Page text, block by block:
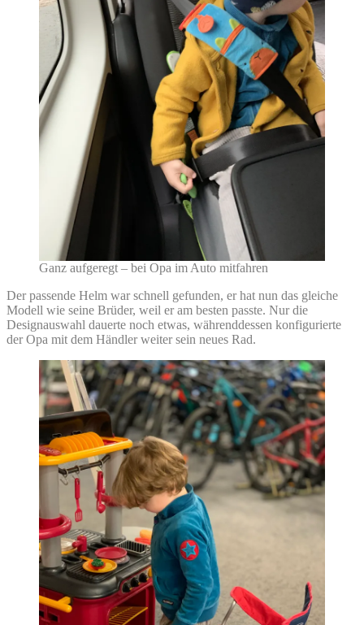
Ganz aufgeregt – bei Opa im Auto mitfahren
Der passende Helm war schnell gefunden, er hat nun das gleiche
Modell wie seine Brüder, weil er am besten passte. Nur die
Designauswahl dauerte noch etwas, währenddessen konfigurierte
der Opa mit dem Händler weiter sein neues Rad.